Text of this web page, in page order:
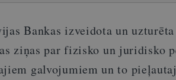
Bankas izveidota un
ziņas par fizisko un juridisko
galvojumiem un to